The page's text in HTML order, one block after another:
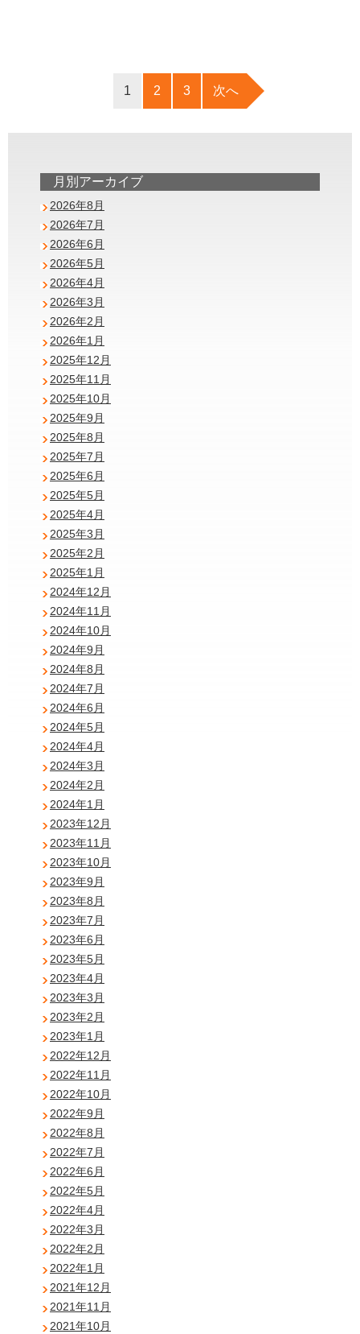
1 2 3 次へ
月別アーカイブ
2026年8月
2026年7月
2026年6月
2026年5月
2026年4月
2026年3月
2026年2月
2026年1月
2025年12月
2025年11月
2025年10月
2025年9月
2025年8月
2025年7月
2025年6月
2025年5月
2025年4月
2025年3月
2025年2月
2025年1月
2024年12月
2024年11月
2024年10月
2024年9月
2024年8月
2024年7月
2024年6月
2024年5月
2024年4月
2024年3月
2024年2月
2024年1月
2023年12月
2023年11月
2023年10月
2023年9月
2023年8月
2023年7月
2023年6月
2023年5月
2023年4月
2023年3月
2023年2月
2023年1月
2022年12月
2022年11月
2022年10月
2022年9月
2022年8月
2022年7月
2022年6月
2022年5月
2022年4月
2022年3月
2022年2月
2022年1月
2021年12月
2021年11月
2021年10月